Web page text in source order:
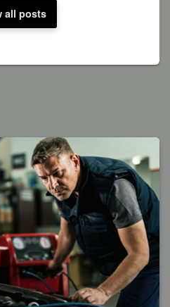
all posts